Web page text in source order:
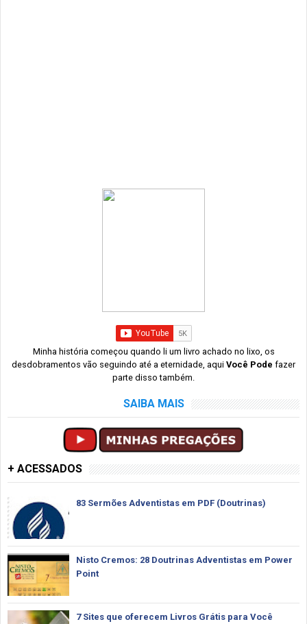
Minha história começou quando li um livro achado no lixo, os
desdobramentos vão seguindo até a eternidade, aqui Você Pode fazer
parte disso também.
SAIBA MAIS
+ ACESSADOS
83 Sermões Adventistas em PDF (Doutrinas)
Nisto Cremos: 28 Doutrinas Adventistas em Power
Point
7 Sites que oferecem Livros Grátis para Você